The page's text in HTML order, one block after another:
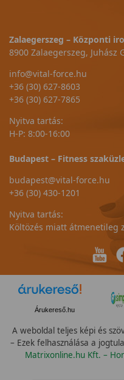
Zalaegerszeg – Központi
8900 Zalaegerszeg, Juhász
info@vital-force.hu
+36 (30) 627-8603
+36 (30) 627-7865
Nyitva tartás:
H-P: 8:00-16:00
Budapest – Fitness
budapest@vital-force.hu
+36 (30) 430-1201
Nyitva tartás:
Költözés miatt átmenetileg
Árukereső.hu
A weboldal teljes képi és
– Ezek felhasználása a
Matrixonline.hu Kft. –